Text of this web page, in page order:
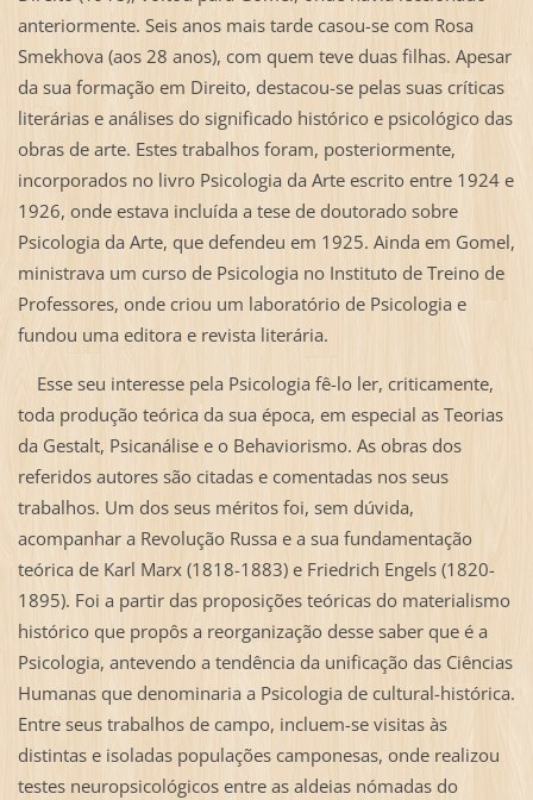
anteriormente. Seis anos mais tarde casou-se com Rosa
Smekhova (aos 28 anos), com quem teve duas filhas. Apesar
da sua formação em Direito, destacou-se pelas suas críticas
literárias e análises do significado histórico e psicológico das
obras de arte. Estes trabalhos foram, posteriormente,
incorporados no livro Psicologia da Arte escrito entre 1924 e
1926, onde estava incluída a tese de doutorado sobre
Psicologia da Arte, que defendeu em 1925. Ainda em Gomel,
ministrava um curso de Psicologia no Instituto de Treino de
Professores, onde criou um laboratório de Psicologia e
fundou uma editora e revista literária.
Esse seu interesse pela Psicologia fê-lo ler, criticamente,
toda produção teórica da sua época, em especial as Teorias
da Gestalt, Psicanálise e o Behaviorismo. As obras dos
referidos autores são citadas e comentadas nos seus
trabalhos. Um dos seus méritos foi, sem dúvida,
acompanhar a Revolução Russa e a sua fundamentação
teórica de Karl Marx (1818-1883) e Friedrich Engels (1820-
1895). Foi a partir das proposições teóricas do materialismo
histórico que propôs a reorganização desse saber que é a
Psicologia, antevendo a tendência da unificação das Ciências
Humanas que denominaria a Psicologia de cultural-histórica.
Entre seus trabalhos de campo, incluem-se visitas às
distintas e isoladas populações camponesas, onde realizou
testes neuropsicológicos entre as aldeias nómadas do